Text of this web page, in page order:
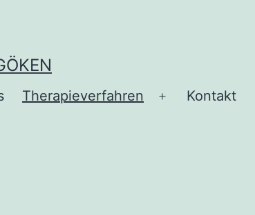
Therapieverfahren
Menü
Kontakt